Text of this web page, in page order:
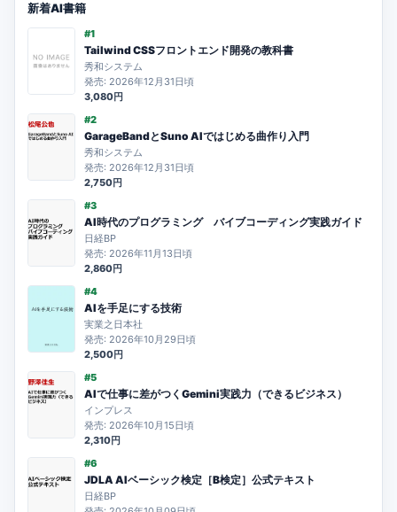
新着AI書籍
#1
Tailwind CSSフロントエンド開発の教科書
秀和システム
発売: 2026年12月31日頃
3,080円
#2
GarageBandとSuno AIではじめる曲作り入門
秀和システム
発売: 2026年12月31日頃
2,750円
#3
AI時代のプログラミング バイブコーディング実践ガイド
日経BP
発売: 2026年11月13日頃
2,860円
#4
AIを手足にする技術
実業之日本社
発売: 2026年10月29日頃
2,500円
#5
AIで仕事に差がつくGemini実践力（できるビジネス）
インプレス
発売: 2026年10月15日頃
2,310円
#6
JDLA AIベーシック検定［B検定］公式テキスト
日経BP